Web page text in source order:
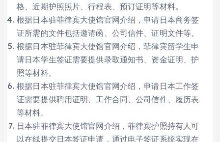
格、近期护照照片、行程表、预订证明等材料。
根据日本驻菲律宾大使馆官网介绍，申请日本商务签
证所需的文件包括邀请函、公司信件、证明文件等。
根据日本驻菲律宾大使馆官网介绍，菲律宾留学生申
请日本学生签证需要提供录取通知书、资金证明、护
照等材料。
根据日本驻菲律宾大使馆官网介绍，申请日本工作签
证需要提供聘用证明、工作合同、公司信件、履历表
等材料。
日本驻菲律宾大使馆官网介绍，菲律宾护照持有人可
以在线提交日本签证申请，通过电子签证系统实现在